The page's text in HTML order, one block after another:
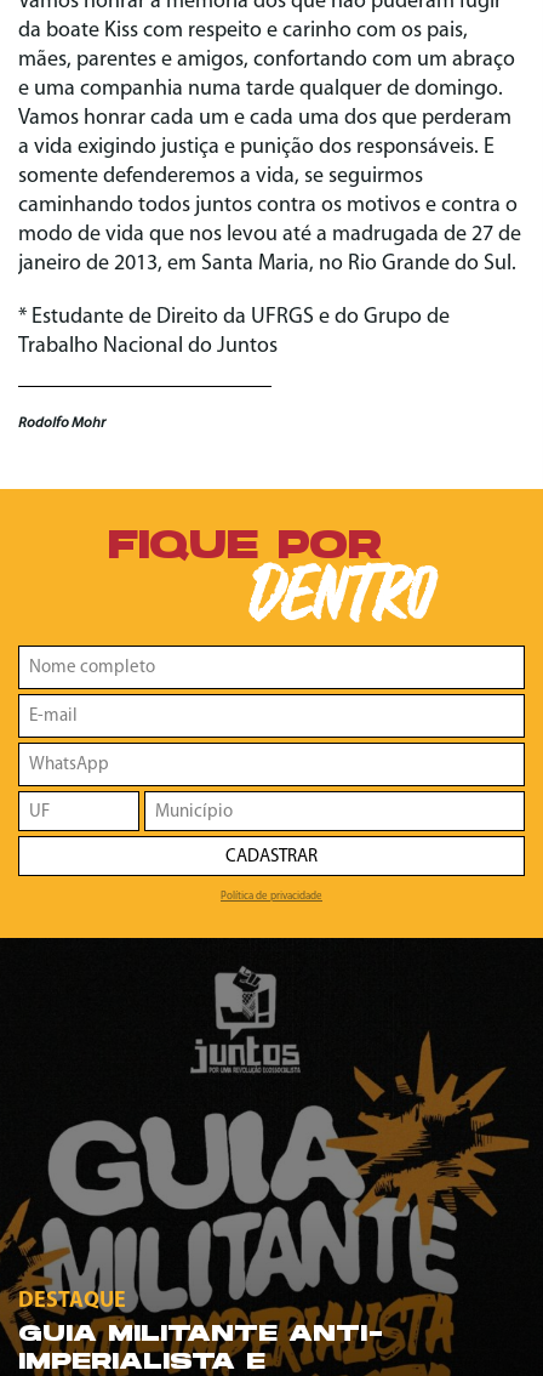
da boate Kiss com respeito e carinho com os pais,
mães, parentes e amigos, confortando com um abraço
e uma companhia numa tarde qualquer de domingo.
Vamos honrar cada um e cada uma dos que perderam
a vida exigindo justiça e punição dos responsáveis. E
somente defenderemos a vida, se seguirmos
caminhando todos juntos contra os motivos e contra o
modo de vida que nos levou até a madrugada de 27 de
janeiro de 2013, em Santa Maria, no Rio Grande do Sul.
* Estudante de Direito da UFRGS e do Grupo de
Trabalho Nacional do Juntos
Rodolfo Mohr
FIQUE POR
DENTRO
CADASTRAR
Política de privacidade
DESTAQUE
GUIA MILITANTE ANTI-
IMPERIALISTA E